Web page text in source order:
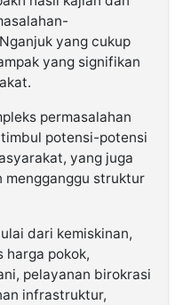
yang cukup
yang signifikan
permasalahan
potensi-potensi
yang juga
mengganggu struktur
dari kemiskinan,
harga pokok,
pelayanan birokrasi
infrastruktur,